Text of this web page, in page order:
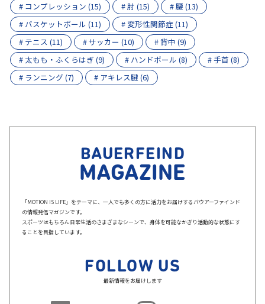
# コンプレッション (15)
# 肘 (15)
# 腰 (13)
# バスケットボール (11)
# 変形性関節症 (11)
# テニス (11)
# サッカー (10)
# 背中 (9)
# 太もも・ふくらはぎ (9)
# ハンドボール (8)
# 手首 (8)
# ランニング (7)
# アキレス腱 (6)
BAUERFEIND
MAGAZINE
「MOTION IS LIFE」をテーマに、一人でも多くの方に活力をお届けするバウアーファインド
の情報発信マガジンです。
スポーツはもちろん日常生活のさまざまなシーンで、身体を可能なかぎり活動的な状態にす
ることを目指しています。
FOLLOW US
最新情報をお届けします